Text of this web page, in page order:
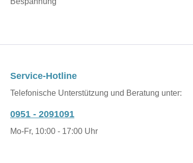
Service-Hotline
Telefonische Unterstützung und Beratung unter:
0951 - 2091091
Mo-Fr, 10:00 - 17:00 Uhr